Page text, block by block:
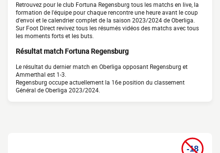
Retrouvez pour le club Fortuna Regensburg tous les matchs en live, la
formation de l'équipe pour chaque rencontre une heure avant le coup
d'envoi et le calendrier complet de la saison 2023/2024 de Oberliga.
Sur Foot Direct revivez tous les résumés vidéos des matchs avec tous
les moments forts et les buts.
Résultat match Fortuna Regensburg
Le résultat du dernier match en Oberliga opposant Regensburg et
Ammerthal est 1-3.
Regensburg occupe actuellement la 16e position du classement
Général de Oberliga 2023/2024.